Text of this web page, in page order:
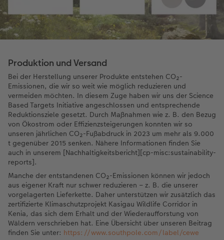
Produktion und Versand
Bei der Herstellung unserer Produkte entstehen CO₂-
Emissionen, die wir so weit wie möglich reduzieren und
vermeiden möchten. In diesem Zuge haben wir uns der Science
Based Targets Initiative angeschlossen und entsprechende
Reduktionsziele gesetzt. Durch Maßnahmen wie z. B. den Bezug
von Ökostrom oder Effizienzsteigerungen konnten wir so
unseren jährlichen CO₂-Fußabdruck in 2023 um mehr als 9.000
t gegenüber 2015 senken. Nähere Informationen finden Sie
auch in unserem [Nachhaltigkeitsbericht][cp-misc:sustainability-
reports].
Manche der entstandenen CO₂-Emissionen können wir jedoch
aus eigener Kraft nur schwer reduzieren – z. B. die unserer
vorgelagerten Lieferkette. Daher unterstützen wir zusätzlich das
zertifizierte Klimaschutzprojekt Kasigau Wildlife Corridor in
Kenia, das sich dem Erhalt und der Wiederaufforstung von
Wäldern verschrieben hat. Eine Übersicht über unseren Beitrag
finden Sie unter: https://www.southpole.com/label/cewe